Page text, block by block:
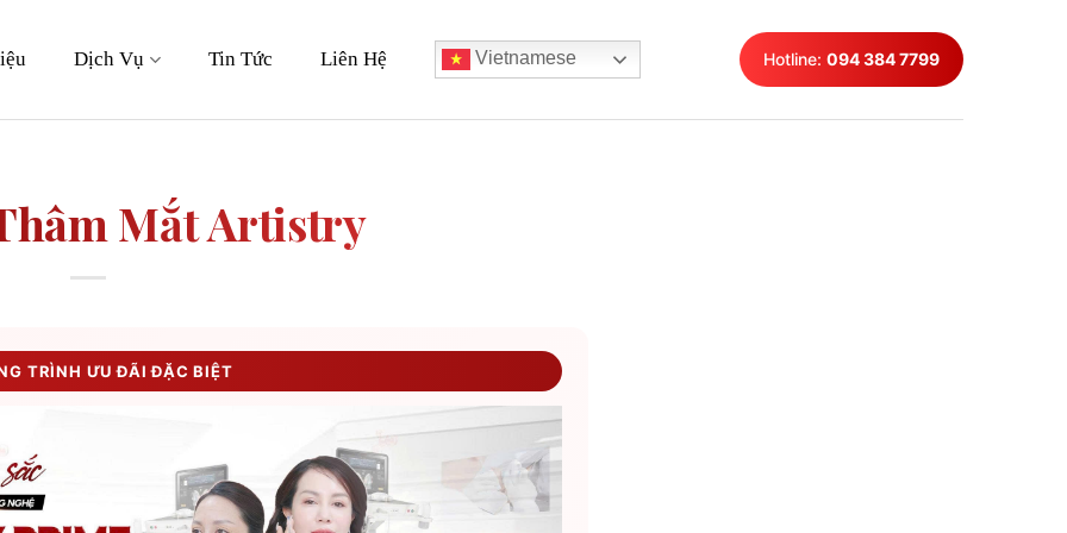
Dịch Vụ Tin Tức Liên Hệ Vietnamese Hotline: 094 384 7799
Mắt Artistry
TRÌNH ƯU ĐÃI ĐẶC BIỆT